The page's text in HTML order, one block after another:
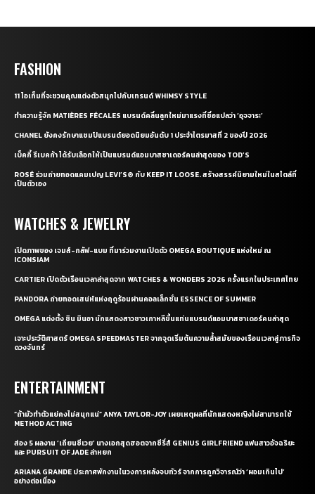
FASHION
11 ไอเท็มที่จะชวนคุณแต่งตัวสนุกไปกับเทรนด์ WHIMSY STYLE
ทำความรู้จัก MATIÈRES FÉCALES แบรนด์คลื่นลูกใหม่มาแรงที่ชื่อแปลว่า ‘อุจจาระ’
CHANEL ยังคงรักษาแชมป์แบรนด์ยอดนิยมอันดับ 1 ประจำไตรมาสที่ 2 ของปี 2026
เบ็คกี้ รีเบคก้า ได้รับเลือกให้เป็นแบรนด์แอมบาสซาเดอร์คนล่าสุดของ TOD’S
ROSÉ ร่วมถ่ายทอดแคมเปญ LEVI’S® กับ KEEP IT LOOSE. สร้างสรรค์นิยามใหม่ในสไตล์ที่
เป็นตัวเอง
WATCHES & JEWELRY
เปิดภาพของ เจมส์-กลัฟ-แบม ที่มาร่วมงานเปิดตัว OMEGA BOUTIQUE แห่งใหม่ ณ
ICONSIAM
CARTIER เปิดตัวเรือนเวลาล่าสุดจาก WATCHES & WONDERS 2026 ครั้งแรกในประเทศไทย
PANDORA ถ่ายทอดเสน่ห์แห่งฤดูร้อนผ่านคอลเล็กชั่น ESSENCE OF SUMMER
OMEGA แต่งตั้ง ชิน มินอา นักแสดงสาวชาวเกาหลีขึ้นแท่นแบรนด์แอมบาสซาเดอร์คนล่าสุด
เจาะประวัติศาสตร์ OMEGA SPEEDMASTER จากจุดเริ่มต้นความล้ำสมัยของเรือนเวลาสู่ภารกิจ
ดวงจันทร์
ENTERTAINMENT
“ถ้ามัวทำตัวแย่คงไม่สนุกแน่” ANYA TAYLOR-JOY เผยเหตุผลที่นักแสดงหญิงไม่สามารถใช้
METHOD ACTING
ส่อง 5 ผลงาน ‘เถียนซีเวย’ นางเอกสุดฮอตจากซีรี่ส์ GENIUS GIRLFRIEND แฟนสาวอัจฉริยะ
และ PURSUIT OF JADE ล่าหยก
ARIANA GRANDE ประกาศพักงานในวงการหลังจบทัวร์ จากการถูกวิจารณ์ว่า ‘ผอมเกินไป’
อย่างต่อเนื่อง